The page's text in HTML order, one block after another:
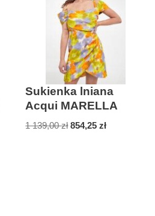
Sukienka lniana
Acqui MARELLA
1 139,00zł 854,25zł